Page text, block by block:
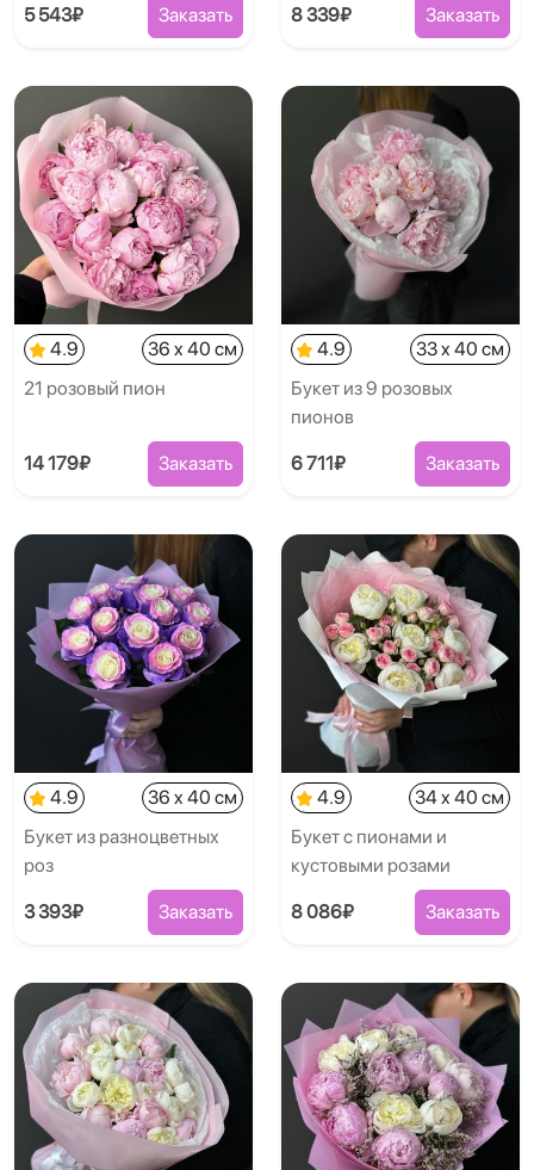
5 543₽ Заказать 8 339₽ Заказать
4.9
36 x 40 см
21 розовый пион
14 179₽ Заказать
4.9
33 x 40 см
Букет из 9 розовых
пионов
6 711₽ Заказать
4.9
36 x 40 см
Букет из разноцветных
роз
3 393₽ Заказать
4.9
34 x 40 см
Букет с пионами и
кустовыми розами
8 086₽ Заказать